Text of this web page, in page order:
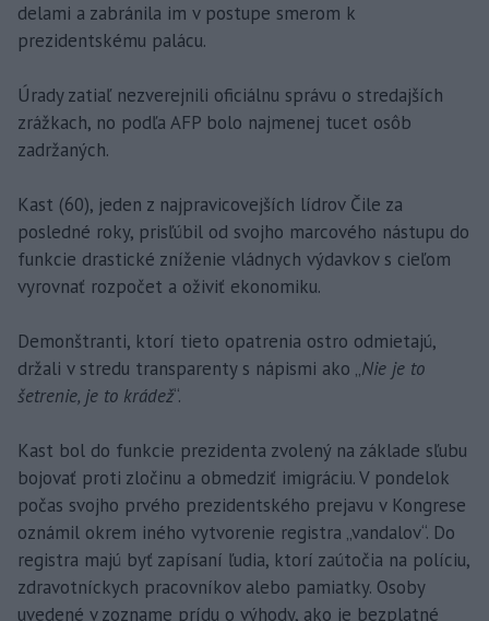
delami a zabránila im v postupe smerom k
prezidentskému palácu.
Úrady zatiaľ nezverejnili oficiálnu správu o stredajších
zrážkach, no podľa AFP bolo najmenej tucet osôb
zadržaných.
Kast (60), jeden z najpravicovejších lídrov Čile za
posledné roky, prisľúbil od svojho marcového nástupu do
funkcie drastické zníženie vládnych výdavkov s cieľom
vyrovnať rozpočet a oživiť ekonomiku.
Demonštranti, ktorí tieto opatrenia ostro odmietajú,
držali v stredu transparenty s nápismi ako „Nie je to
šetrenie, je to krádež“.
Kast bol do funkcie prezidenta zvolený na základe sľubu
bojovať proti zločinu a obmedziť imigráciu. V pondelok
počas svojho prvého prezidentského prejavu v Kongrese
oznámil okrem iného vytvorenie registra „vandalov“. Do
registra majú byť zapísaní ľudia, ktorí zaútočia na políciu,
zdravotníckych pracovníkov alebo pamiatky. Osoby
uvedené v zozname prídu o výhody, ako je bezplatné